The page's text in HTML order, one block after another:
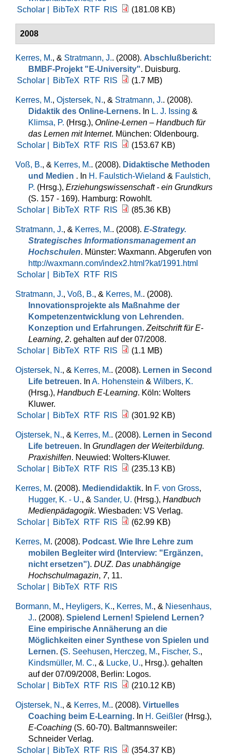
Scholar |
BibTeX RTF RIS (181.08 KB)
2008
Kerres, M., & Stratmann, J.. (2008). Abschlußbericht:
BMBF-Projekt "E-University". Duisburg.
Scholar |
BibTeX RTF RIS (1.7 MB)
Kerres, M., Ojstersek, N., & Stratmann, J.. (2008).
Didaktik des Online-Lernens. In L. J. Issing &
Klimsa, P. (Hrsg.), Online-Lernen – Handbuch für
das Lernen mit Internet. München: Oldenbourg.
Scholar |
BibTeX RTF RIS (153.67 KB)
Voß, B., & Kerres, M.. (2008). Didaktische Methoden
und Medien . In H. Faulstich-Wieland & Faulstich,
P. (Hrsg.), Erziehungswissenschaft - ein Grundkurs
(S. 157 - 169). Hamburg: Rowohlt.
Scholar |
BibTeX RTF RIS (85.36 KB)
Stratmann, J., & Kerres, M.. (2008). E-Strategy.
Strategisches Informationsmanagement an
Hochschulen. Münster: Waxmann. Abgerufen von
http://waxmann.com/index2.html?kat/1991.html
Scholar |
BibTeX RTF RIS
Stratmann, J., Voß, B., & Kerres, M.. (2008).
Innovationsprojekte als Maßnahme der
Kompetenzentwicklung von Lehrenden.
Konzeption und Erfahrungen. Zeitschrift für E-
Learning, 2. gehalten auf der 07/2008.
Scholar |
BibTeX RTF RIS (1.1 MB)
Ojstersek, N., & Kerres, M.. (2008). Lernen in Second
Life betreuen. In A. Hohenstein & Wilbers, K.
(Hrsg.), Handbuch E-Learning. Köln: Wolters
Kluwer.
Scholar |
BibTeX RTF RIS (301.92 KB)
Ojstersek, N., & Kerres, M.. (2008). Lernen in Second
Life betreuen. In Grundlagen der Weiterbildung.
Praxishilfen. Neuwied: Wolters-Kluwer.
Scholar |
BibTeX RTF RIS (235.13 KB)
Kerres, M. (2008). Mediendidaktik. In F. von Gross,
Hugger, K. - U., & Sander, U. (Hrsg.), Handbuch
Medienpädagogik. Wiesbaden: VS Verlag.
Scholar |
BibTeX RTF RIS (62.99 KB)
Kerres, M. (2008). Podcast. Wie Ihre Lehre zum
mobilen Begleiter wird (Interview: "Ergänzen,
nicht ersetzen"). DUZ. Das unabhängige
Hochschulmagazin, 7, 11.
Scholar |
BibTeX RTF RIS
Bormann, M., Heyligers, K., Kerres, M., & Niesenhaus,
J.. (2008). Spielend Lernen! Spielend Lernen?
Eine empirische Annäherung an die
Möglichkeiten einer Synthese von Spielen und
Lernen. (S. Seehusen, Herczeg, M., Fischer, S.,
Kindsmüller, M. C., & Lucke, U., Hrsg.). gehalten
auf der 07/09/2008, Berlin: Logos.
Scholar |
BibTeX RTF RIS (210.12 KB)
Ojstersek, N., & Kerres, M.. (2008). Virtuelles
Coaching beim E-Learning. In H. Geißler (Hrsg.),
E-Coaching (S. 60-70). Baltmannsweiler:
Schneider Verlag.
Scholar |
BibTeX RTF RIS (354.37 KB)